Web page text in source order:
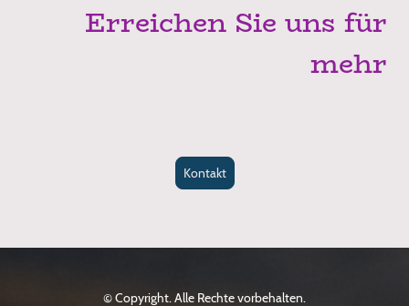
Erreichen Sie uns für
mehr
Kontakt
© Copyright. Alle Rechte vorbehalten.